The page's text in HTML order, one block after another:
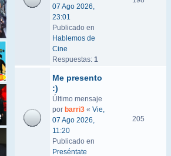
07 Ago 2026,
23:01
Publicado en
Hablemos de
Cine
Respuestas: 1
Me presento
:)
Último mensaje
por barri3 « Vie,
07 Ago 2026,
11:20
Publicado en
Preséntate
205